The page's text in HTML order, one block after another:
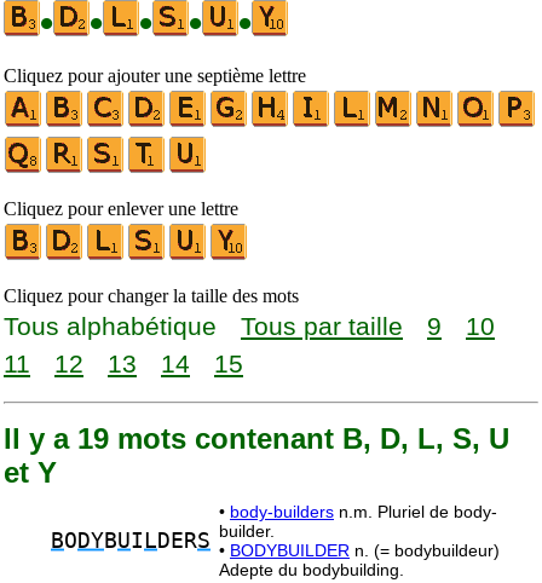
•
• • • •
Cliquez pour ajouter une septième lettre
Cliquez pour enlever une lettre
Cliquez pour changer la taille des mots
Tous alphabétique Tous par taille 9
10
11
12 13 14 15
Il y a 19 mots contenant B, D, L, S, U
et Y
BO DYBUI L DERS
• body-builders n.m. Pluriel de body-
builder.
• BODYBUILDER n. (= bodybuildeur)
Adepte du bodybuilding.